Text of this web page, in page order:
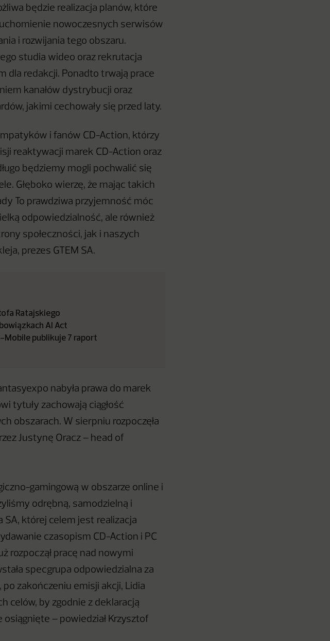
będzie realizacja planów, które
nowoczesnych serwisów
i rozwijania tego obszaru.
studia wideo oraz rekrutacja
dla redakcji. Ponadto trwają prace
kanałów dystrybucji oraz
jakimi cechowały się przed laty.
i fanów CD-Action, którzy
reaktywacji marek CD-Action oraz
będziemy mogli pochwalić się
Głęboko wierzę, że mając takich
To prawdziwa przyjemność móc
odpowiedzialność, ale również
społeczności, jak i naszych
prezes GTEM SA.
Ratajskiego
AI Act
Mobile publikuje 7 raport
nabyła prawa do marek
tytuły zachowają ciągłość
obszarach. W sierpniu rozpoczęła
Justynę Oracz – head of
gamingową w obszarze online i
odrębną, samodzielną i
SA, której celem jest realizacja
czasopism CD-Action i PC
rozpoczął pracę nad nowymi
specgrupa odpowiedzialna za
zakończeniu emisji akcji, Lidia
celów, by zgodnie z deklaracją
– powiedział Krzysztof